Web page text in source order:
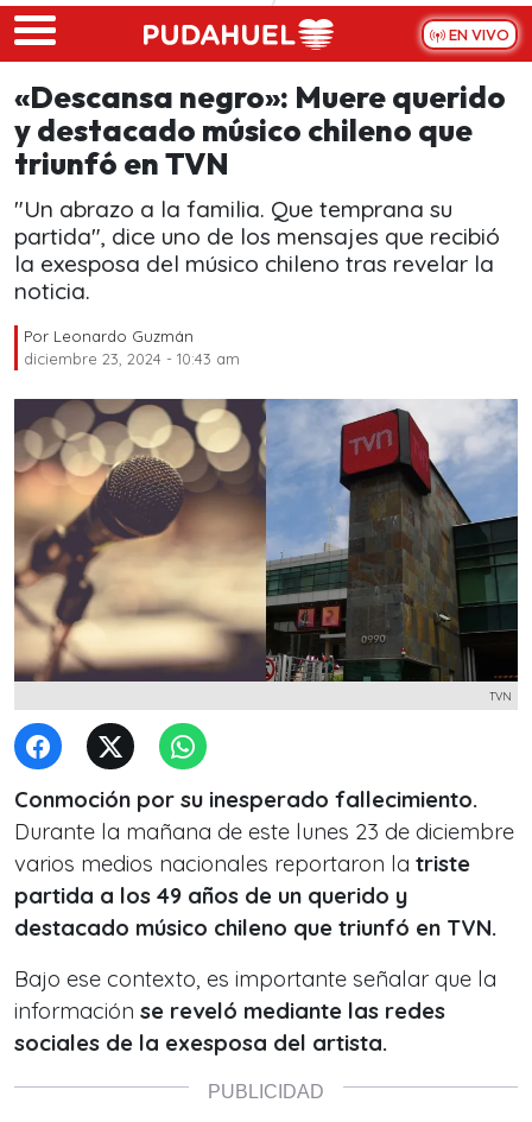
Skip to main content
EN VIVO
«Descansa negro»: Muere querido
y destacado músico chileno que
triunfó en TVN
"Un abrazo a la familia. Que temprana su
partida", dice uno de los mensajes que recibió
la exesposa del músico chileno tras revelar la
noticia.
Por Leonardo Guzmán
diciembre 23, 2024 - 10:43 am
TVN
Conmoción por su inesperado fallecimiento.
Durante la mañana de este lunes 23 de diciembre
varios medios nacionales reportaron la triste
partida a los 49 años de un querido y
destacado músico chileno que triunfó en TVN.
Bajo ese contexto, es importante señalar que la
información se reveló mediante las redes
sociales de la exesposa del artista.